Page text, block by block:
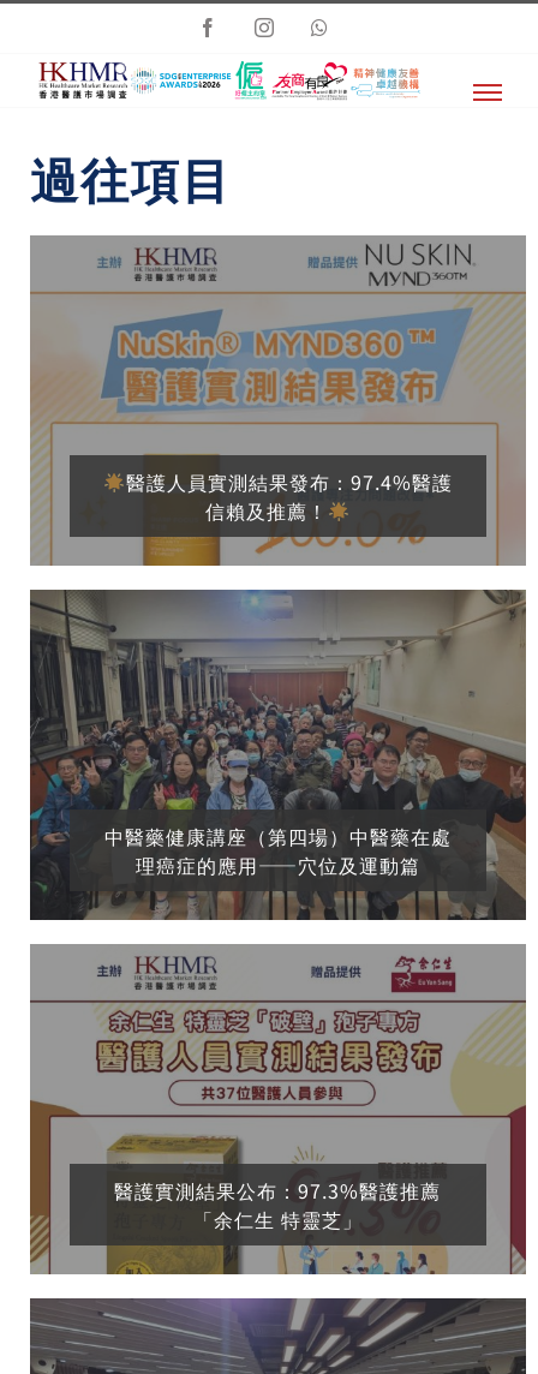
Skip
content
FacebookInstagram
過往項目
醫護人員實測結果發布：97.4%醫護
信賴及推薦！
中醫藥健康講座（第四場）中醫藥在處
理癌症的應用——穴位及運動篇
醫護實測結果公布：97.3%醫護推薦
「余仁生 特靈芝」